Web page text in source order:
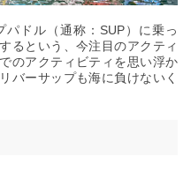
ドル（通称：SUP）に乗っ
るという、今注目のアクティ
のアクティビティを思い浮か
バーサップも海に負けないく